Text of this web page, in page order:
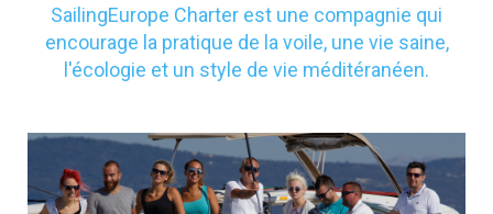
SailingEurope Charter est une compagnie qui
encourage la pratique de la voile, une vie saine,
l'écologie et un style de vie méditéranéen.